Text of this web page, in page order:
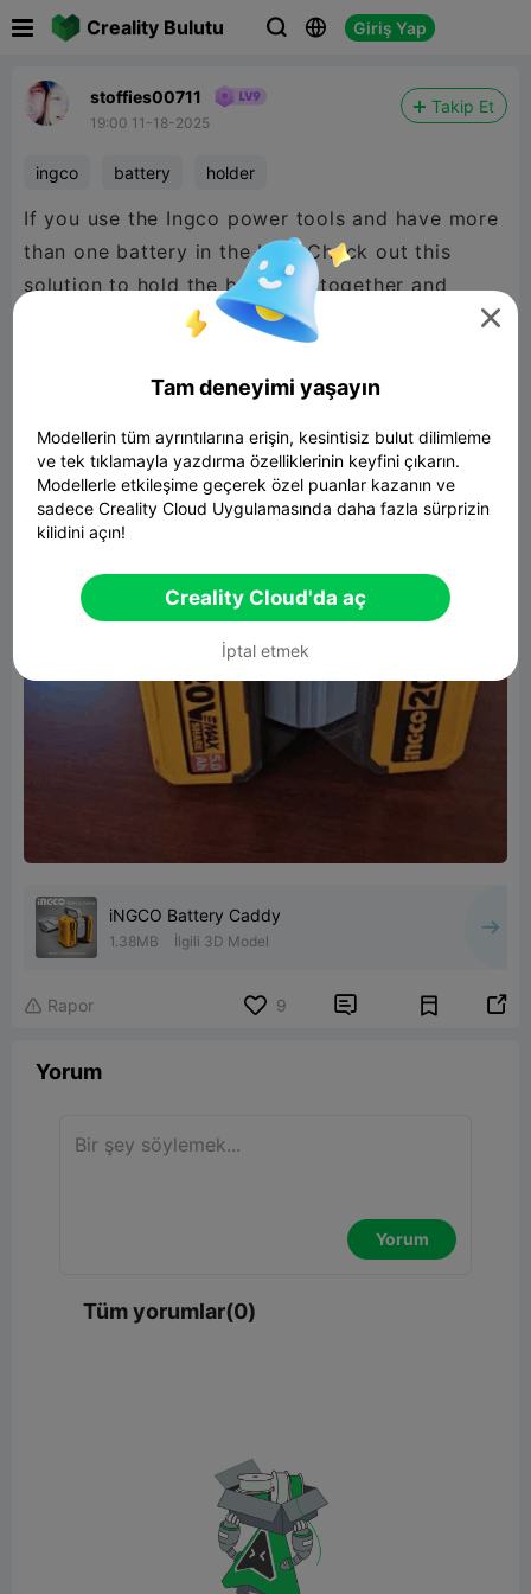
Creality Bulutu   Giriş Yap
stoffies00711
19:00 11-18-2025
Takip Et
ingco battery holder
If you use the Ingco power tools and have more
than one battery in the bag. Check out this
solution to hold the batteries together and
iNGCO Battery Caddy
1.38MB İlgili 3D Model
 Rapor 9  
Yorum
Yorum
Tüm yorumlar(0)

Tam deneyimi yaşayın
Modellerin tüm ayrıntılarına erişin, kesintisiz bulut dilimleme
ve tek tıklamayla yazdırma özelliklerinin keyfini çıkarın.
Modellerle etkileşime geçerek özel puanlar kazanın ve
sadece Creality Cloud Uygulamasında daha fazla sürprizin
kilidini açın!
Creality Cloud'da aç
İptal etmek